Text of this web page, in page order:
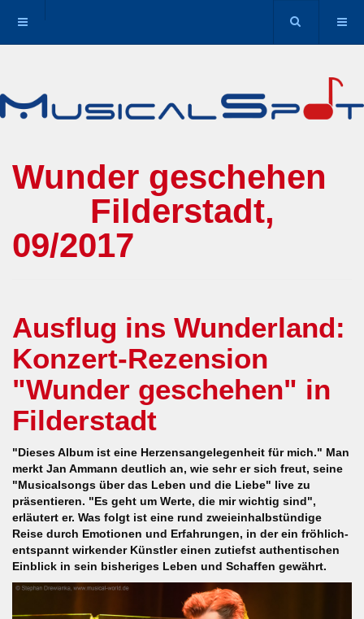
Wunder geschehen
Filderstadt,
09/2017
Ausflug ins Wunderland:
Konzert-Rezension
"Wunder geschehen" in
Filderstadt
"Dieses Album ist eine Herzensangelegenheit für mich." Man
merkt Jan Ammann deutlich an, wie sehr er sich freut, seine
"Musicalsongs über das Leben und die Liebe" live zu
präsentieren. "Es geht um Werte, die mir wichtig sind",
erläutert er. Was folgt ist eine rund zweieinhalbstündige
Reise durch Emotionen und Erfahrungen, in der ein fröhlich-
entspannt wirkender Künstler einen zutiefst authentischen
Einblick in sein bisheriges Leben und Schaffen gewährt.